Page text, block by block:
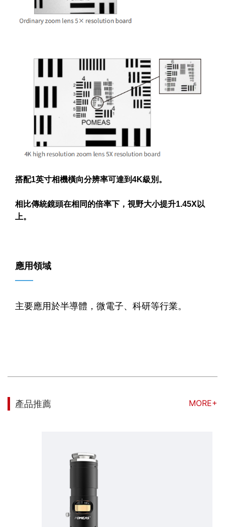
搭配1英寸相機橫向分辨率可達到4K級別。
相比傳統鏡頭在相同的倍率下，視野大小提升1.45X以
上。
應用領域
——
主要應用於半導體，微電子、科研等行業。
產品推薦 MORE+